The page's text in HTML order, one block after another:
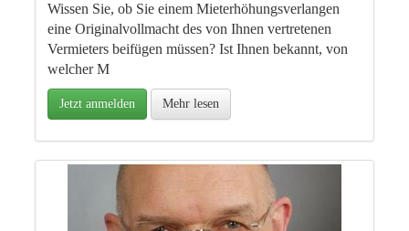
Wissen Sie, ob Sie einem Mieterhöhungsverlangen
eine Originalvollmacht des von Ihnen vertretenen
Vermieters beifügen müssen? Ist Ihnen bekannt, von
welcher M
Jetzt anmelden Mehr lesen